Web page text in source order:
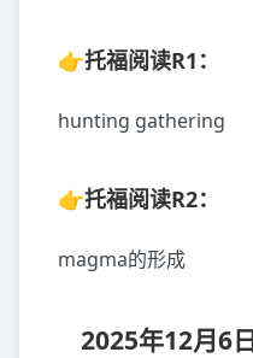
👉托福阅读R1：
hunting gathering
👉托福阅读R2：
magma的形成
2025年12月6